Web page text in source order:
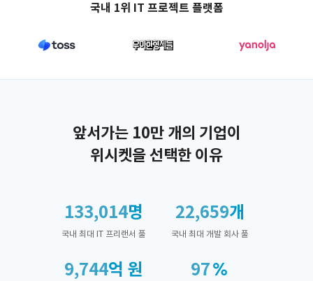
국내 1위 IT 프로젝트 플랫폼
앞서가는 10만 개의 기업이
위시켓을 선택한 이유
133,014명
국내 최대 IT 프리랜서 풀
22,659개
국내 최대 개발 회사 풀
9,744억 원 97